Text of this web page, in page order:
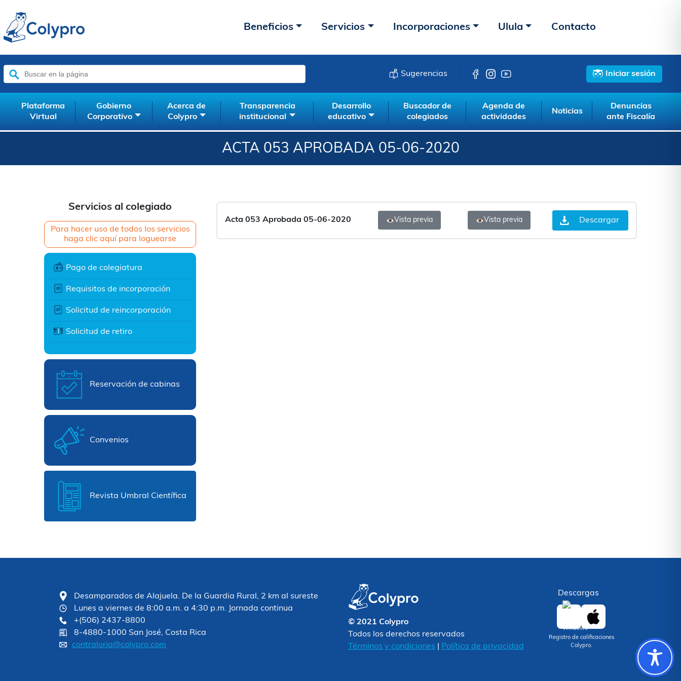
Beneficios Servicios Incorporaciones Ulula Contacto
Buscar:
Sugerencias Iniciar sesión
Plataforma
Virtual
Gobierno
Corporativo
Acerca de
Colypro
Transparencia
institucional
Desarrollo
educativo
Buscador de
colegiados
Agenda de
actividades
Noticias
Denuncias
ante Fiscalía
ACTA 053 APROBADA 05-06-2020
Servicios al colegiado
Para hacer uso de todos los servicios
haga clic aquí para loguearse
Pago de colegiatura
Requisitos de incorporación
Solicitud de reincorporación
Solicitud de retiro
Reservación de cabinas
Convenios
Revista Umbral Científica
Acta 053 Aprobada 05-06-2020 Vista previa Vista previa Descargar
Desamparados de Alajuela. De la Guardia Rural, 2 km al sureste
Lunes a viernes de 8:00 a.m. a 4:30 p.m. Jornada continua
+(506) 2437-8800
8-4880-1000 San José, Costa Rica
contraloria@colypro.com
© 2021 Colypro
Todos los derechos reservados
Términos y condiciones
Política de privacidad
Descargas
Registro de calificaciones
Colypro.